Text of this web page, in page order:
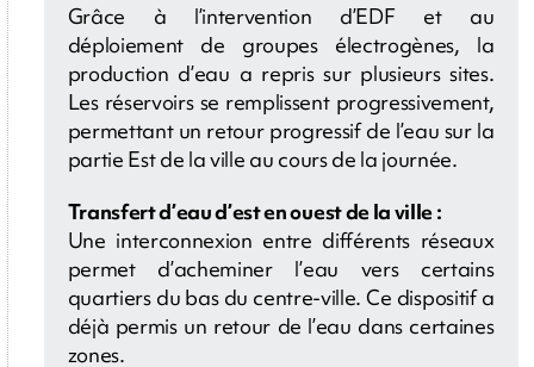
Grâce à l’intervention d’EDF et au
déploiement de groupes électrogènes, la
production d’eau a repris sur plusieurs sites.
Les réservoirs se remplissent progressivement,
permettant un retour progressif de l’eau sur la
partie Est de la ville au cours de la journée.
Transfert d’eau d’est en ouest de la ville :
Une interconnexion entre différents réseaux
permet d’acheminer l’eau vers certains
quartiers du bas du centre-ville. Ce dispositif a
déjà permis un retour de l’eau dans certaines
zones.